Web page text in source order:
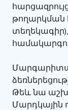
թողարկման
Թեև նա
Մարդկային